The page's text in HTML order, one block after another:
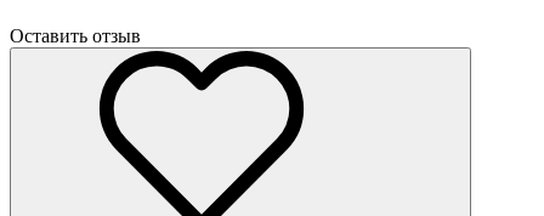
Оставить отзыв